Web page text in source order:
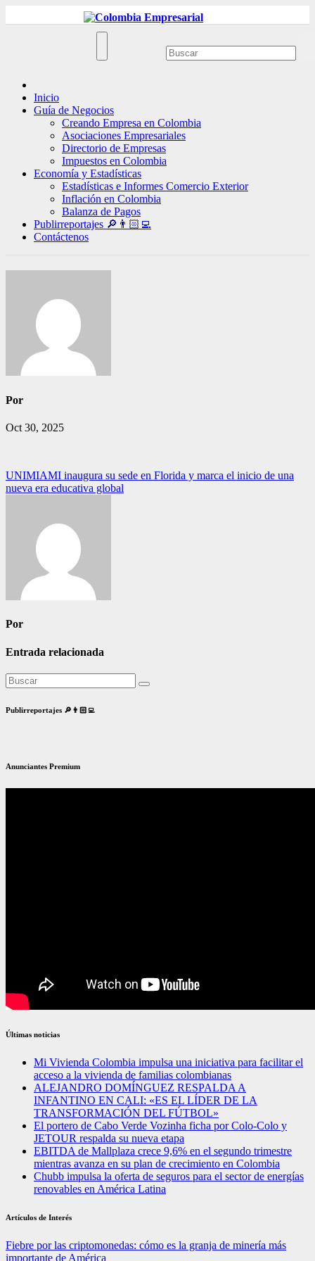
al
Inicio
Guía de Negocios
Creando Empresa en Colombia
Asociaciones Empresariales
Directorio de Empresas
Impuestos en Colombia
Economía y Estadísticas
Estadísticas e Informes Comercio Exterior
Inflación en Colombia
Balanza de Pagos
Publirreportajes 🔎👨🏻‍💻
Contáctenos
Por
Oct 30, 2025
Navegación
de
UNIMIAMI inaugura su sede en Florida y marca el inicio de una
nueva era educativa global
Por
Entrada relacionada
Publirreportajes 🔎👨🏻‍💻
Anunciantes Premium
Últimas noticias
Mi Vivienda Colombia impulsa una iniciativa para facilitar el
acceso a la vivienda de familias colombianas
ALEJANDRO DOMÍNGUEZ RESPALDA A
INFANTINO EN CALI: «ES EL LÍDER DE LA
TRANSFORMACIÓN DEL FÚTBOL»
El portero de Cabo Verde Vozinha ficha por Colo-Colo y
JETOUR respalda su nueva etapa
EBITDA de Mallplaza crece 9,6% en el segundo trimestre
mientras avanza en su plan de crecimiento en Colombia
Chubb impulsa la oferta de seguros para el sector de energías
renovables en América Latina
Artículos de Interés
Fiebre por las criptomonedas: cómo es la granja de minería más
importante de América